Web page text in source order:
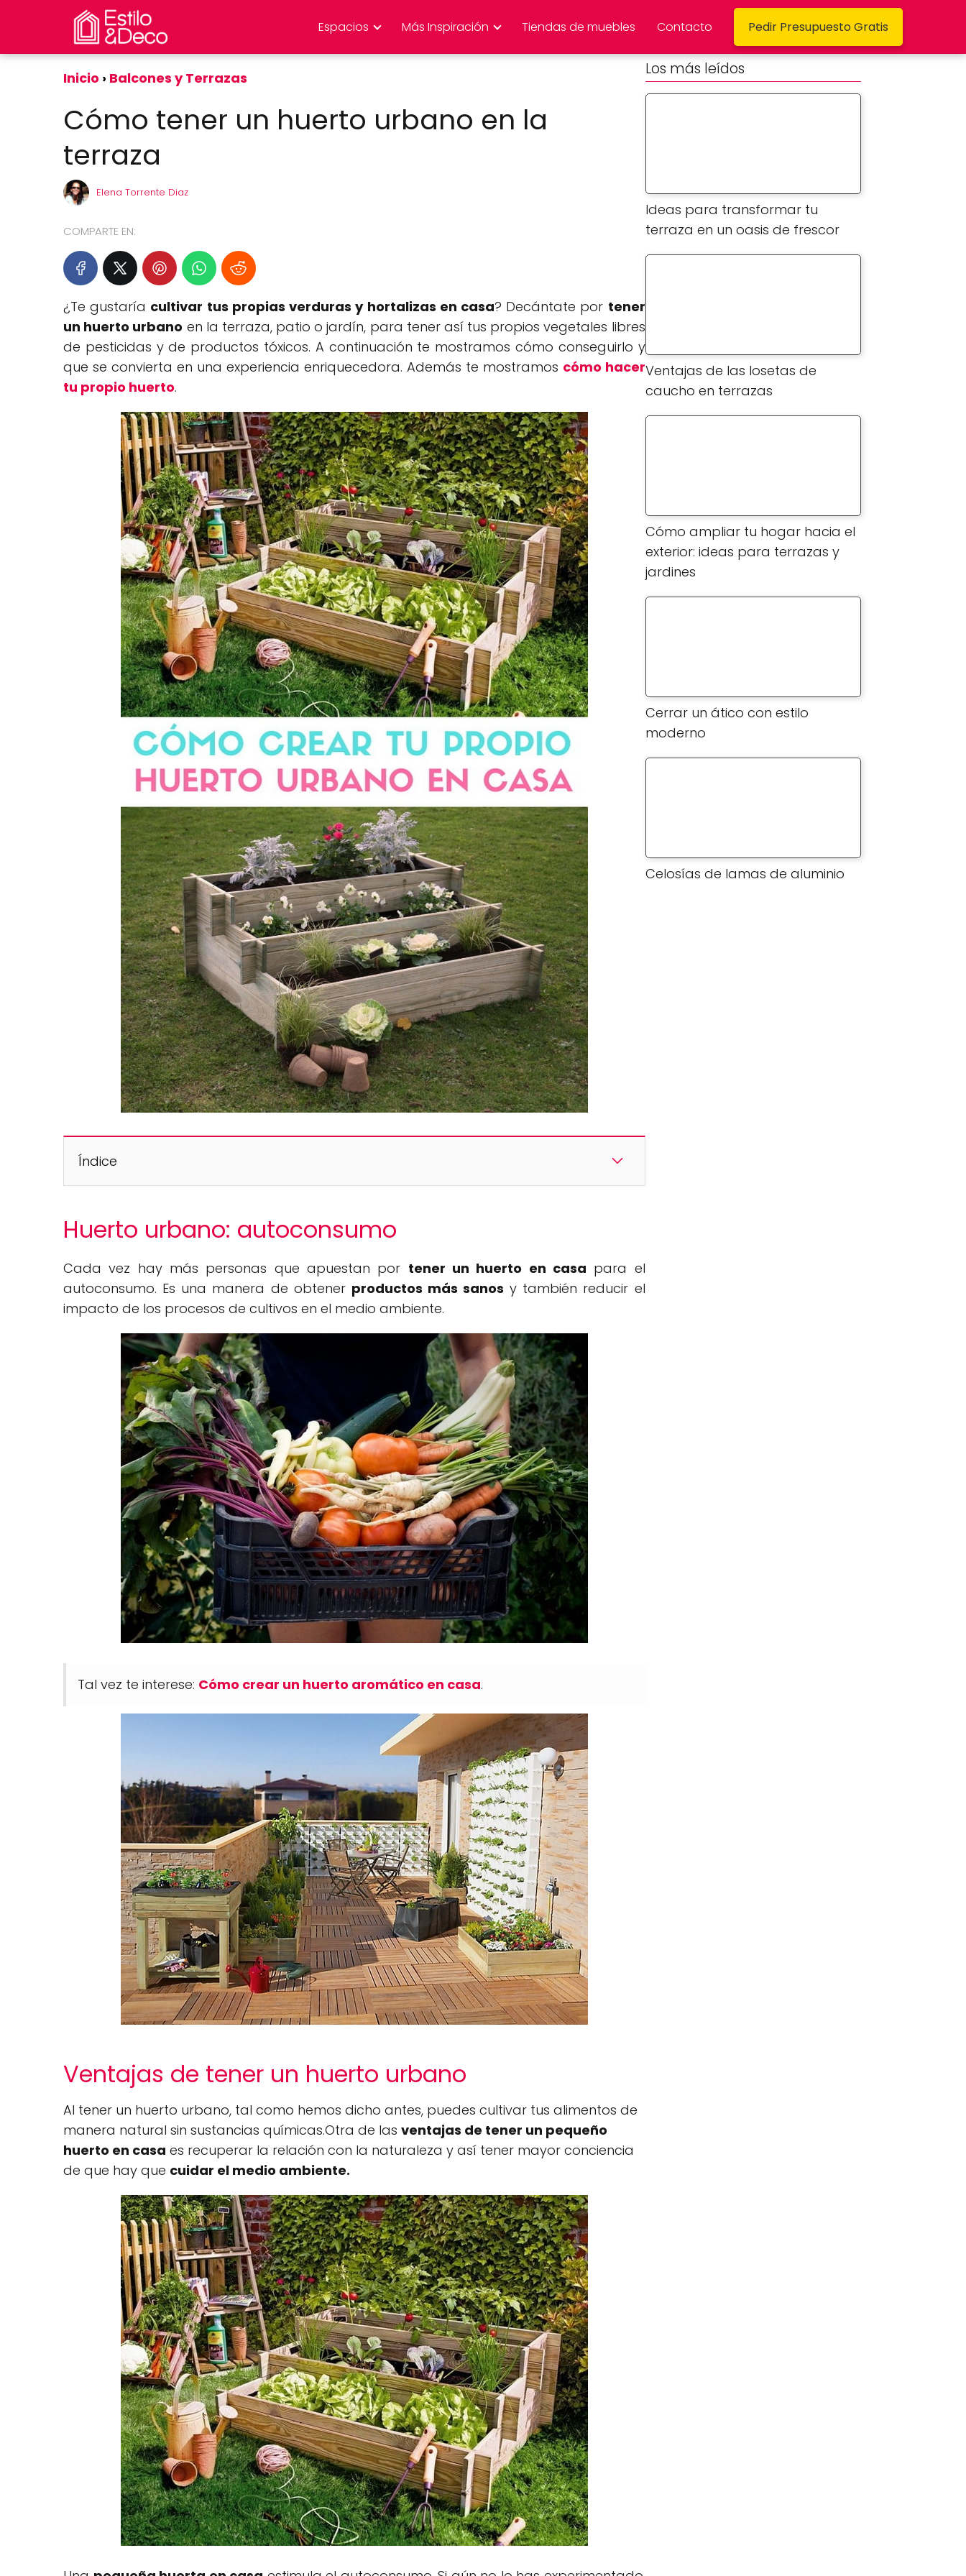
Espacios Más Inspiración Tiendas de muebles Contacto Pedir Presupuesto Gratis
Inicio Balcones y Terrazas
Cómo tener un huerto urbano en la
terraza
Elena Torrente Diaz
COMPARTE EN:
¿Te gustaría cultivar tus propias verduras y hortalizas en casa? Decántate por tener
un huerto urbano en la terraza, patio o jardín, para tener así tus propios vegetales libres
de pesticidas y de productos tóxicos. A continuación te mostramos cómo conseguirlo y
que se convierta en una experiencia enriquecedora. Además te mostramos cómo hacer
tu propio huerto.
Índice
Huerto urbano: autoconsumo
Cada vez hay más personas que apuestan por tener un huerto en casa para el
autoconsumo. Es una manera de obtener productos más sanos y también reducir el
impacto de los procesos de cultivos en el medio ambiente.
Tal vez te interese: Cómo crear un huerto aromático en casa.
Ventajas de tener un huerto urbano
Al tener un huerto urbano, tal como hemos dicho antes, puedes cultivar tus alimentos de
manera natural sin sustancias químicas.Otra de las ventajas de tener un pequeño
huerto en casa es recuperar la relación con la naturaleza y así tener mayor conciencia
de que hay que cuidar el medio ambiente.
Los más leídos
Ideas para transformar tu
terraza en un oasis de frescor
Ventajas de las losetas de
caucho en terrazas
Cómo ampliar tu hogar hacia el
exterior: ideas para terrazas y
jardines
Cerrar un ático con estilo
moderno
Celosías de lamas de aluminio